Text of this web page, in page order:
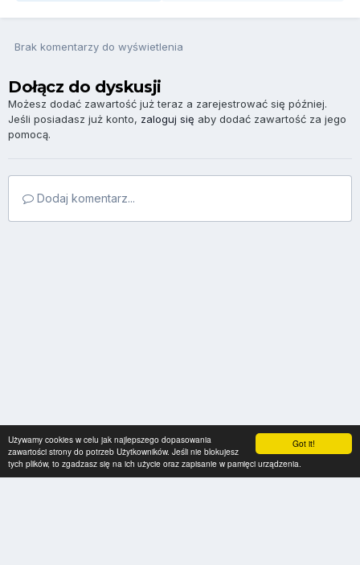
Got it!
Używamy cookies w celu jak najlepszego dopasowania
zawartości strony do potrzeb Użytkowników. Jeśli nie blokujesz
tych plików, to zgadzasz się na ich użycie oraz zapisanie w pamięci urządzenia.
Brak komentarzy do wyświetlenia
Dołącz do dyskusji
Możesz dodać zawartość już teraz a zarejestrować się później.
Jeśli posiadasz już konto, zaloguj się aby dodać zawartość za jego
pomocą.
Dodaj komentarz...